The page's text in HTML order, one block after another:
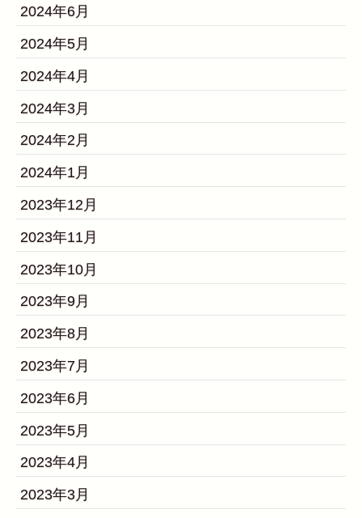
2024年6月
2024年5月
2024年4月
2024年3月
2024年2月
2024年1月
2023年12月
2023年11月
2023年10月
2023年9月
2023年8月
2023年7月
2023年6月
2023年5月
2023年4月
2023年3月